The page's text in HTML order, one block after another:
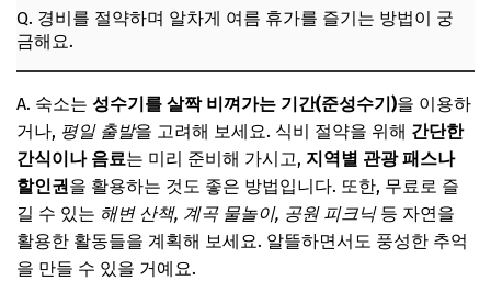
Q. 경비를 절약하며 알차게 여름 휴가를 즐기는 방법이 궁
금해요.
A. 숙소는 성수기를 살짝 비껴가는 기간(준성수기)을 이용하
거나, 평일 출발을 고려해 보세요. 식비 절약을 위해 간단한
간식이나 음료는 미리 준비해 가시고, 지역별 관광 패스나
할인권을 활용하는 것도 좋은 방법입니다. 또한, 무료로 즐
길 수 있는 해변 산책, 계곡 물놀이, 공원 피크닉등 자연을
활용한 활동들을 계획해 보세요. 알뜰하면서도 풍성한 추억
을 만들 수 있을 거예요.